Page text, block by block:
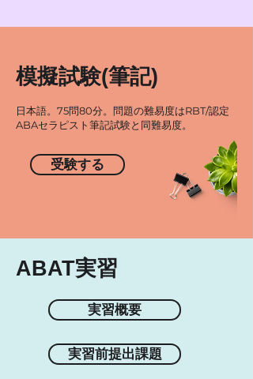
​模擬試験(筆記)
日本語。75問80分。問題の難易度はRBT/認定
ABAセラピスト筆記試験と同難易度。
受験する
ABAT実習
実習概要
実習前提出課題